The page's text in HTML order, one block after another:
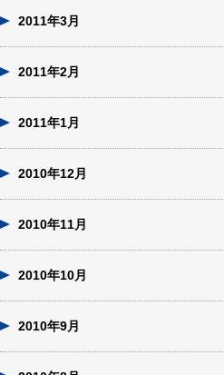
2011年3月
2011年2月
2011年1月
2010年12月
2010年11月
2010年10月
2010年9月